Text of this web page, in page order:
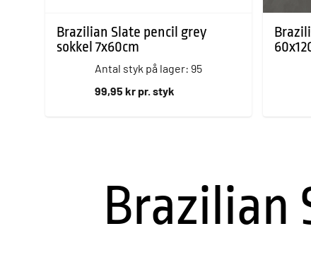
Brazilian Slate pencil grey
sokkel 7x60cm
Antal styk på lager: 95
99,95 kr pr. styk
Brazilian